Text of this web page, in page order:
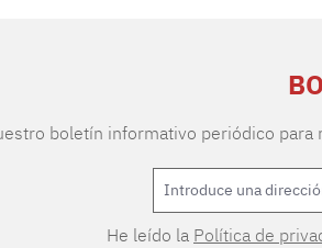
boletín informativo periódico
He leído la Política de